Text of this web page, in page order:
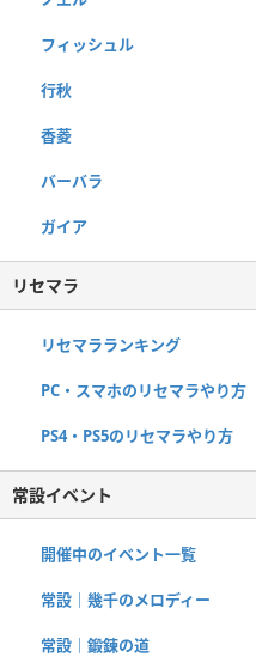
フィッシュル
行秋
香菱
バーバラ
ガイア
リセマラ
リセマラランキング
PC・スマホのリセマラやり方
PS4・PS5のリセマラやり方
常設イベント
開催中のイベント一覧
常設｜幾千のメロディー
常設｜鍛錬の道